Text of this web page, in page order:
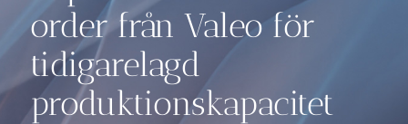
order från Valeo för
tidigarelagd
produktionskapacitet